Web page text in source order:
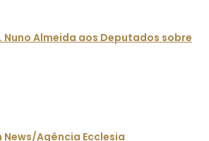
Nuno Almeida aos Deputados sobre
News/Agência Ecclesia